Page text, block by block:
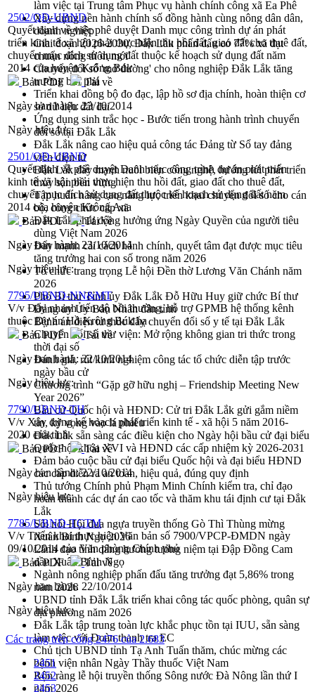
làm việc tại Trung tâm Phục vụ hành chính công xã Ea Phê
Xây dựng nền hành chính số đồng hành cùng nông dân dân,
doanh nghiệp
Giai đoạn 2026-2030, Đắk Lắk phấn đấu có 77% xã đạt
chuẩn nông thôn mới
Chuyển đổi số 'mở đường' cho nông nghiệp Đắk Lắk tăng
trưởng bứt phá
Triển khai đồng bộ đo đạc, lập hồ sơ địa chính, hoàn thiện cơ
sở dữ liệu đất đai
Ứng dụng sinh trắc học - Bước tiến trong hành trình chuyển
đổi số tại Đắk Lắk
Đắk Lắk nâng cao hiệu quả công tác Đảng từ Sổ tay đảng
viên điện tử
Đắk Lắk đẩy mạnh nuôi biển công nghệ, hướng tới phát triển
thủy sản bền vững
Tập huấn nâng cao năng lực triển khai chuyển đổi số cho cán
bộ, công chức cấp xã
Đắk Lắk phát động hưởng ứng Ngày Quyền của người tiêu
dùng Việt Nam 2026
Đẩy mạnh cải cách hành chính, quyết tâm đạt được mục tiêu
tăng trưởng hai con số trong năm 2026
Tổ chức trang trọng Lễ hội Đền thờ Lương Văn Chánh năm
2026
Phó Bí thư Tỉnh ủy Đắk Lắk Đỗ Hữu Huy giữ chức Bí thư
Đảng ủy Ủy Ban Nhân dân tỉnh
Bệnh án điện tử thúc đẩy chuyển đổi số y tế tại Đắk Lắk
Chuyển đổi số thư viện: Mở rộng không gian tri thức trong
thời đại số
Đánh giá, rút kinh nghiệm công tác tổ chức diễn tập trước
ngày bầu cử
Chương trình “Gặp gỡ hữu nghị – Friendship Meeting New
Year 2026”
Bầu cử Quốc hội và HĐND: Cử tri Đắk Lắk gửi gắm niềm
tin, kỳ vọng vào lá phiếu
Đắk Lắk sẵn sàng các điều kiện cho Ngày hội bầu cử đại biểu
Quốc hội khóa XVI và HĐND các cấp nhiệm kỳ 2026-2031
Đảm bảo cuộc bầu cử đại biểu Quốc hội và đại biểu HĐND
các cấp diễn ra an toàn, hiệu quả, đúng quy định
Thủ tướng Chính phủ Phạm Minh Chính kiểm tra, chỉ đạo
hoàn thành các dự án cao tốc và thăm khu tái định cư tại Đắk
Lắk
Sôi nổi Hội đua ngựa truyền thống Gò Thì Thùng mừng
Xuân Bính Ngọ 2026
Lãnh đạo tỉnh dâng hương tưởng niệm tại Đập Đồng Cam
đầu Xuân Bính Ngọ
Ngành nông nghiệp phấn đấu tăng trưởng đạt 5,86% trong
năm 2026
UBND tỉnh Đắk Lắk triển khai công tác quốc phòng, quân sự
địa phương năm 2026
Đắk Lắk tập trung toàn lực khắc phục tồn tại IUU, sẵn sàng
làm việc với Đoàn thanh tra EC
Chủ tịch UBND tỉnh Tạ Anh Tuấn thăm, chúc mừng các
bệnh viện nhân Ngày Thầy thuốc Việt Nam
Rộn ràng lễ hội truyền thống Sông nước Đà Nông lần thứ I
năm 2026
2502/QĐ-UBND
Quyết định về việc phê duyệt Danh mục công trình dự án phát
triển kinh tế xã hội phải thực hiện thu hồi đất, giao đất cho thuê đất,
chuyển mục đích sử dụng đất thuộc kế hoạch sử dụng đất năm
2014 của huyện Krông Búk
Bản PDF
Tải về
Ngày ban hành:23/10/2014
Ngày hiệu lực:
2501/QĐ-UBND
Quyết định về phê duyệt Danh mục công trình dự án phát triển
kinh tế xã hội phải thực hiện thu hồi đất, giao đất cho thuê đất,
chuyển mục đích sử dụng đất thuộc kế hoạch sử dụng đất năm
2014 của huyện Krông Ana
Bản PDF
Tải về
Ngày ban hành:23/10/2014
Ngày hiệu lực:
7795/UBND-NN&MT
V/v Đẩy nhanh tiến độ bồi thường, hỗ trợ GPMB hệ thống kênh
thuộc Dự án Hồ Krông Búk hạ
Bản PDF
Tải về
Ngày ban hành:22/10/2014
Ngày hiệu lực:
7790/UBND-TH
V/v Xây dựng kế hoạch phát triển kinh tế - xã hội 5 năm 2016-
2020 của tỉnh
Bản PDF
Tải về
Ngày ban hành:22/10/2014
Ngày hiệu lực:
7785/UBND-TCTM
V/v Triển khai thực hiện Văn bản số 7900/VPCP-ĐMDN ngày
09/10/2014 của Văn phòng Chính phủ
Bản PDF
Tải về
Ngày ban hành: 22/10/2014
Ngày hiệu lực:
Các trang trên cổng 2476 của 2.683
2451
2452
2453